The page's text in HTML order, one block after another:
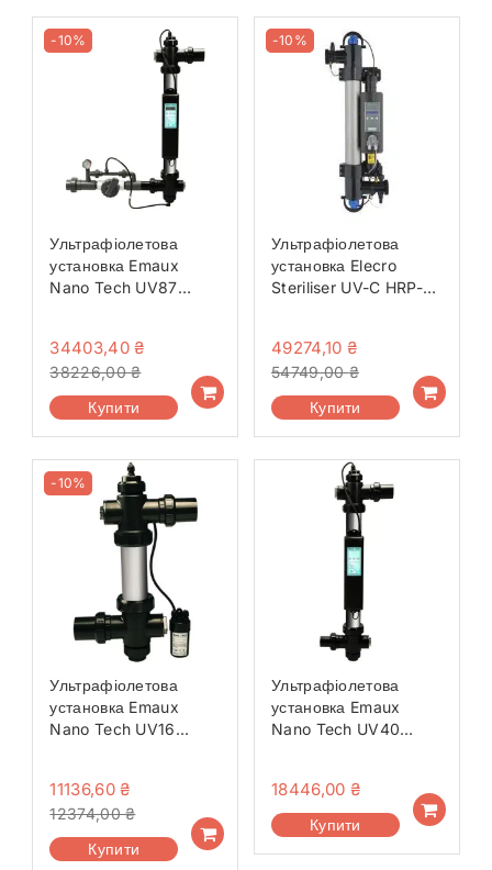
-10%
Ультрафіолетова
установка Emaux
Nano Tech UV87
34403,40₴
38226,00₴
Купити
-10%
Ультрафіолетова
установка Elecro
Steriliser UV-C HRP-
насос
49274,10 ₴
54749,00₴
Купити
-10%
Ультрафіолетова
установка Emaux
Nano Tech UV16
11136,60₴
12374,00₴
Купити
Ультрафіолетова
установка Emaux
Nano Tech UV40
18446,00 ₴
Купити